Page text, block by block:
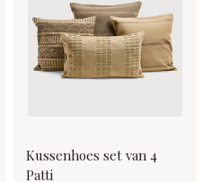
Kussenhoes set van 4
Patti